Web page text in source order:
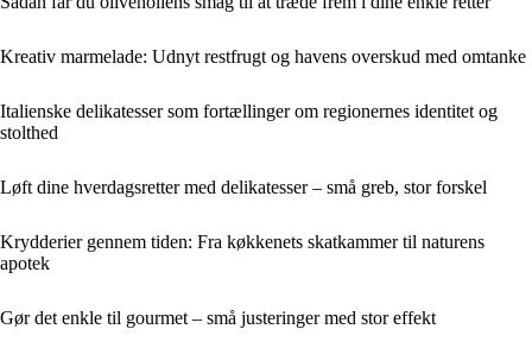
Kreativ marmelade: Udnyt restfrugt og havens overskud med omtanke
Italienske delikatesser som fortællinger om regionernes identitet og
stolthed
Løft dine hverdagsretter med delikatesser – små greb, stor forskel
Krydderier gennem tiden: Fra køkkenets skatkammer til naturens
apotek
Gør det enkle til gourmet – små justeringer med stor effekt